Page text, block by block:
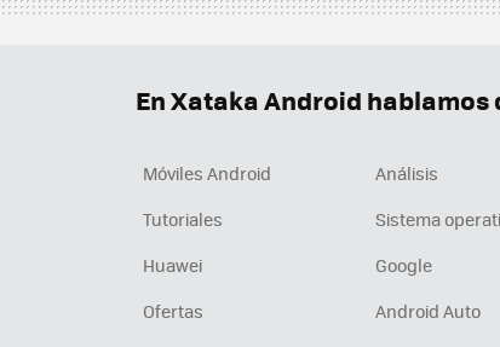
En Xataka Android hablamos
Móviles Android Análisis
Tutoriales
Sistema
Huawei
Google
Ofertas
Android Auto